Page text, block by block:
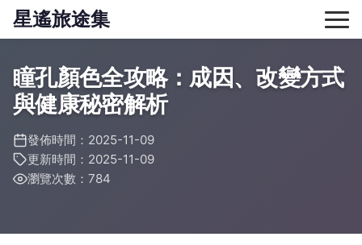
星遙旅途集
瞳孔顏色全攻略：成因、改變方式
與健康秘密解析
發佈時間：2025-11-09
更新時間：2025-11-09
瀏覽次數：784